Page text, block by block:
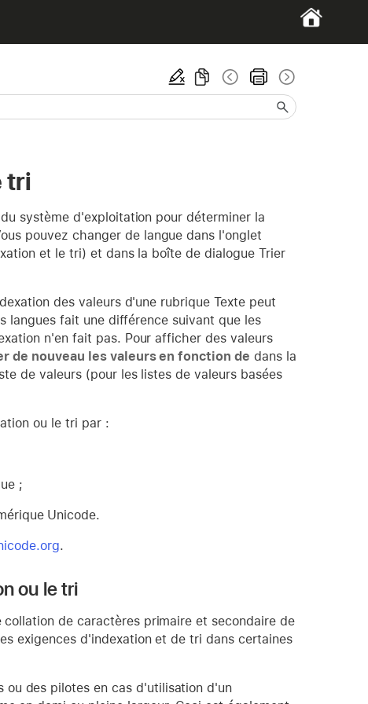
tri
système d'exploitation pour déterminer la
pouvez changer de langue dans l'onglet
et le tri) et dans la boîte de dialogue Trier
des valeurs d'une rubrique Texte peut
langues fait une différence suivant que les
n'en fait pas. Pour afficher des valeurs
de nouveau les valeurs en fonction de dans la
de valeurs (pour les listes de valeurs basées
ou le tri par :
;
Unicode.
.
ou le tri
de caractères primaire et secondaire de
exigences d'indexation et de tri dans certaines
ou des pilotes en cas d'utilisation d'un